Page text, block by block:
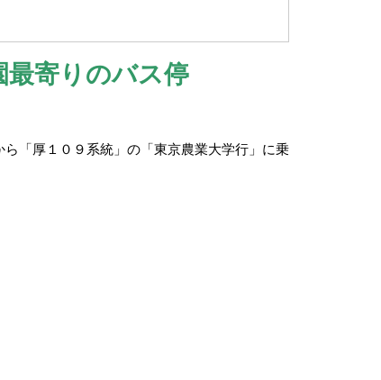
最寄りのバス停
「厚１０９系統」の「東京農業大学行」に乗